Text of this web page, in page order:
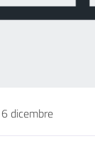
dicembre